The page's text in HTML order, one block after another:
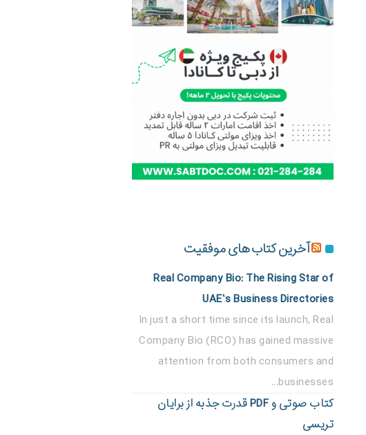
آخرین کتاب های موفقیت
Real Company Bio: The Rising Star of
UAE’s Business Directories
In just a short time since its launch, Real
Company Bio (RCO) has gained massive
attention from both consumers and
businesses...
کتاب صوتی و PDF قدرت جذبه از برایان
تریسی